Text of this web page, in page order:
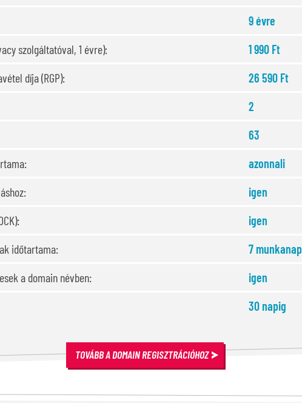
9 évre
szolgáltatóval, 1 évre):
1 990 Ft
díja (RGP):
26 590 Ft
2
63
azonnali
igen
igen
időtartama:
7 munkanap
a domain névben:
igen
30 napig
TOVÁBB A DOMAIN REGISZTRÁCIÓHOZ